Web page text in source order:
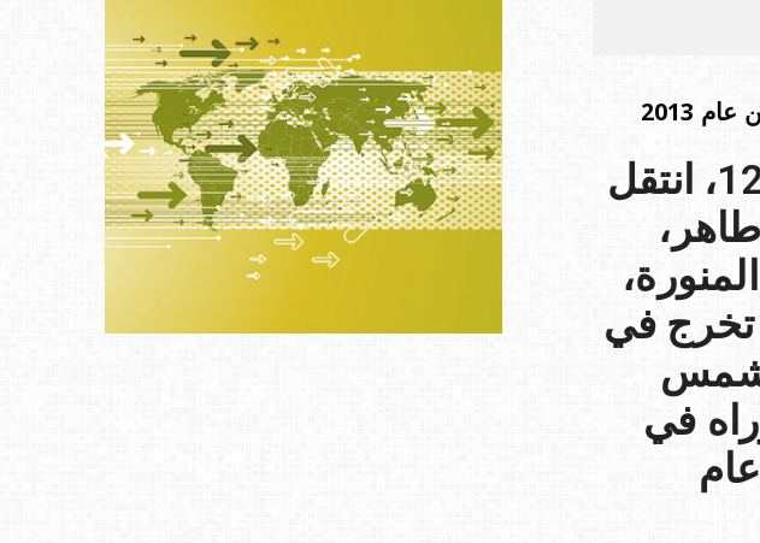
في يوم الثلاثاء 2/4/1434هـ الموافق 12/2/2013، انتقل
تخرج في
شمس
في